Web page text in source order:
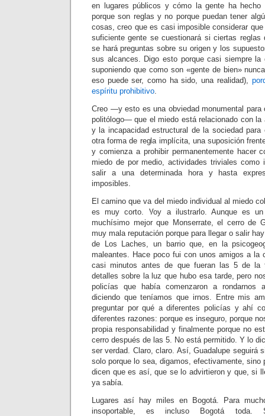
en lugares públicos y cómo la gente ha
porque son reglas y no porque puedan tener
cosas, creo que es casi imposible considerar
suficiente gente se cuestionará si ciertas reglas
se hará preguntas sobre su origen y los
sus alcances. Digo esto porque casi siempre la
suponiendo que como son «gente de bien»
eso puede ser, como ha sido, una realidad),
espíritu prohibitivo.
Creo —y esto es una obviedad monumental para
politólogo— que el miedo está relacionado con la
y la incapacidad estructural de la sociedad
otra forma de regla implícita, una suposición
y comienza a prohibir permanentemente hacer
miedo de por medio, actividades triviales como
salir a una determinada hora y hasta
imposibles.
El camino que va del miedo individual al miedo
es muy corto. Voy a ilustrarlo. Aunque es
muchísimo mejor que Monserrate, el cerro de
muy mala reputación porque para llegar o salir
de Los Laches, un barrio que, en la
maleantes. Hace poco fui con unos amigos a la
casi minutos antes de que fueran las 5 de la
detalles sobre la luz que hubo esa tarde, pero
policías que había comenzaron a rondarnos
diciendo que teníamos que irnos. Entre mis
preguntar por qué a diferentes policías y ahí
diferentes razones: porque es inseguro, porque
propia responsabilidad y finalmente porque no
cerro después de las 5. No está permitido. Y lo
ser verdad. Claro, claro. Así, Guadalupe seguirá
solo porque lo sea, digamos, efectivamente,
dicen que es así, que se lo advirtieron y que, si
ya sabía.
Lugares así hay miles en Bogotá. Para
insoportable, es incluso Bogotá toda.